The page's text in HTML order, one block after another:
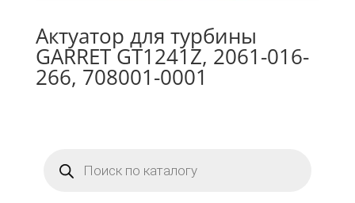
Актуатор для турбины
GARRET GT1241Z, 2061-016-
266, 708001-0001
товаров